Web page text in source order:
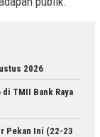
2026
TMII Bank Raya
Pekan Ini (22-23